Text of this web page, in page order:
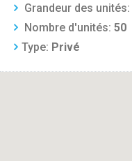
Grandeur des unités:
Nombre d'unités: 50
Type: Privé